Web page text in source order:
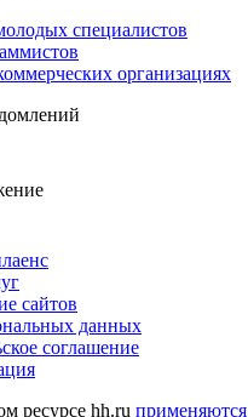
специалистов
организациях
сайтов
данных
соглашение
ресурсе hh.ru применяются